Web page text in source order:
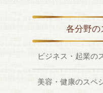
各分野の
ビジネス・起業の
美容・健康のスペ